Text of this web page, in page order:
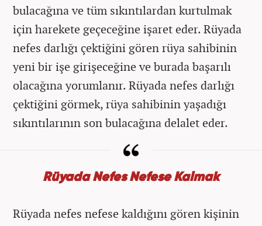
bulacağına ve tüm sıkıntılardan kurtulmak
için harekete geçeceğine işaret eder. Rüyada
nefes darlığı çektiğini gören rüya sahibinin
yeni bir işe girişeceğine ve burada başarılı
olacağına yorumlanır. Rüyada nefes darlığı
çektiğini görmek, rüya sahibinin yaşadığı
sıkıntılarının son bulacağına delalet eder.
Rüyada Nefes Nefese Kalmak
Rüyada nefes nefese kaldığını gören kişinin